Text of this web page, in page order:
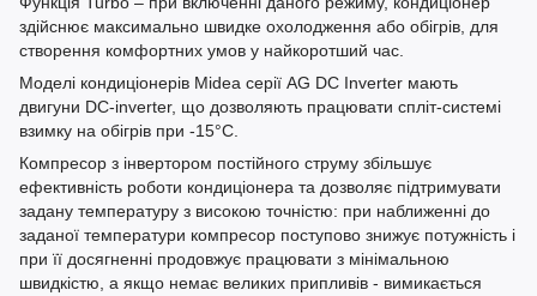
здійснює максимально швидке охолодження або обігрів, для
створення комфортних умов у найкоротший час.
Моделі кондиціонерів Midea серії AG DC Inverter мають
двигуни DC-inverter, що дозволяють працювати спліт-системі
взимку на обігрів при -15°С.
Компресор з інвертором постійного струму збільшує
ефективність роботи кондиціонера та дозволяє підтримувати
задану температуру з високою точністю: при наближенні до
заданої температури компресор поступово знижує потужність і
при її досягненні продовжує працювати з мінімальною
швидкістю, а якщо немає великих припливів - вимикається